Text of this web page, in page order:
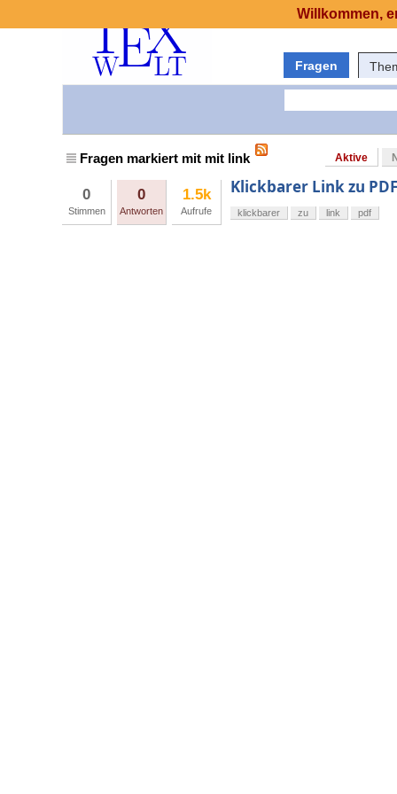
Fragen
Fragen markiert mit mit link Aktive
0
Stimmen
0
Antworten
1.5k
Aufrufe
Klickbarer Link zu
klickbarer zu link pdf
Willkommen,